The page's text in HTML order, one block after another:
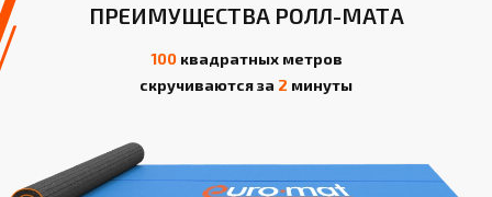
ПРЕИМУЩЕСТВА РОЛЛ-МАТА
100квадратных метров
скручиваются за 2 минуты